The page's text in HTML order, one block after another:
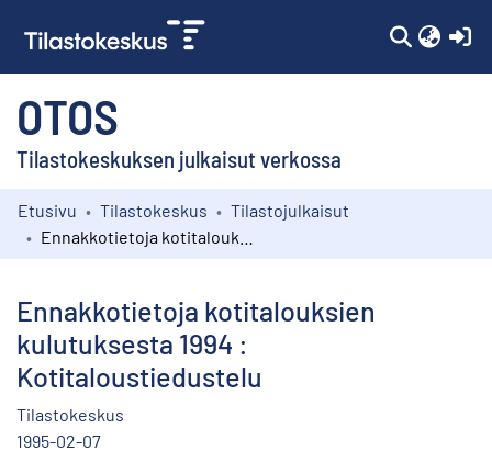
OTOS
Tilastokeskuksen julkaisut verkossa
Kokoelmat
Etusivu Tilastokeskus
Tilastojulkaisut
Ennakkotietoja kotitalouksien
kulutuksesta 1994 :
Kotitaloustiedustelu
Tilastokeskus
1995-02-07